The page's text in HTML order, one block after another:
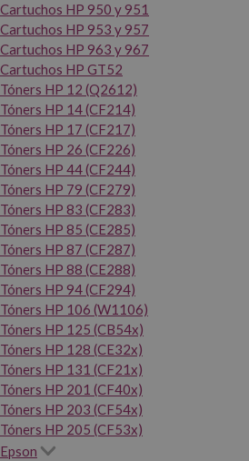
Cartuchos HP 950 y 951
Cartuchos HP 953 y 957
Cartuchos HP 963 y 967
Cartuchos HP GT52
Tóners HP 12 (Q2612)
Tóners HP 14 (CF214)
Tóners HP 17 (CF217)
Tóners HP 26 (CF226)
Tóners HP 44 (CF244)
Tóners HP 79 (CF279)
Tóners HP 83 (CF283)
Tóners HP 85 (CE285)
Tóners HP 87 (CF287)
Tóners HP 88 (CE288)
Tóners HP 94 (CF294)
Tóners HP 106 (W1106)
Tóners HP 125 (CB54x)
Tóners HP 128 (CE32x)
Tóners HP 131 (CF21x)
Tóners HP 201 (CF40x)
Tóners HP 203 (CF54x)
Tóners HP 205 (CF53x)
Epson